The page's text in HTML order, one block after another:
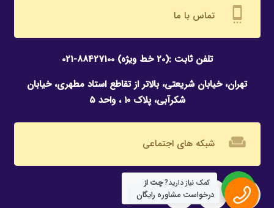
settings_cell تماس با ما
تلفن ثابت :(20 خط ویژه) 88427100-021
تهران، خیابان شریعتی، بالاتر از تقاطع استاد مطهری، خیابان
شکرآبی، پلاک ۱۰ ، واحد ۵
weekend شبکه های اجتماعی
درخواست مشاوره رایگان
کمک نیاز دارید?چت از
طریق واتساپ